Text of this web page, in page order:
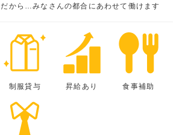
だから…みなさんの都合にあわせて働けます
制服貸与 昇給あり 食事補助